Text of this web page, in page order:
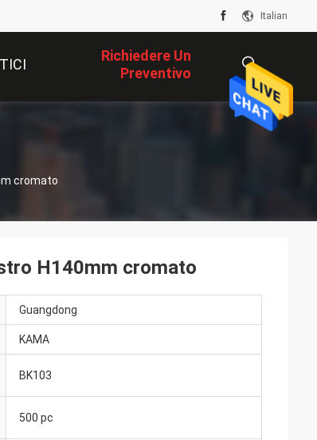
Italian
Richiedere Un
Preventivo
cromato
H140mm cromato
Guangdong
KAMA
BK103
500 pc